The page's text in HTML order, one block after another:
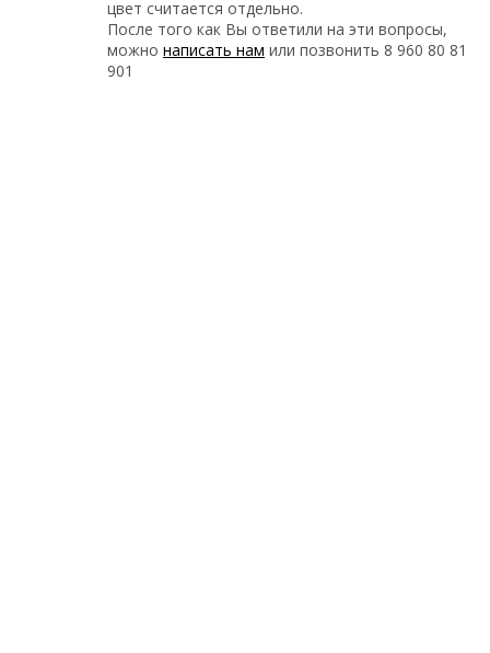
цвет считается отдельно.
После того как Вы ответили на эти вопросы,
можно написать нам или позвонить 8 960 80 81
901